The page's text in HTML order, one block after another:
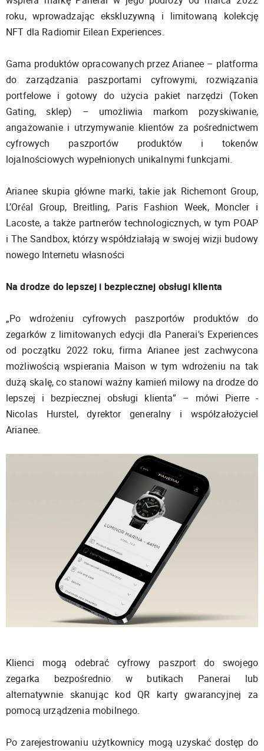
roku, wprowadzając ekskluzywną i limitowaną kolekcję
NFT dla Radiomir Eilean Experiences.
Gama produktów opracowanych przez Arianee – platforma
do zarządzania paszportami cyfrowymi, rozwiązania
portfelowe i gotowy do użycia pakiet narzędzi (Token
Gating, sklep) – umożliwia markom pozyskiwanie,
angażowanie i utrzymywanie klientów za pośrednictwem
cyfrowych paszportów produktów i tokenów
lojalnościowych wypełnionych unikalnymi funkcjami.
Arianee skupia główne marki, takie jak Richemont Group,
L’Oréal Group, Breitling, Paris Fashion Week, Moncler i
Lacoste, a także partnerów technologicznych, w tym POAP
i The Sandbox, którzy współdziałają w swojej wizji budowy
nowego Internetu własności
Na drodze do lepszej i bezpiecznej obsługi klienta
„Po wdrożeniu cyfrowych paszportów produktów do
zegarków z limitowanych edycji dla Panerai's Experiences
od początku 2022 roku, firma Arianee jest zachwycona
możliwością wspierania Maison w tym wdrożeniu na tak
dużą skalę, co stanowi ważny kamień milowy na drodze do
lepszej i bezpiecznej obsługi klienta” – mówi Pierre -
Nicolas Hurstel, dyrektor generalny i współzałożyciel
Arianee.
Klienci mogą odebrać cyfrowy paszport do swojego
zegarka bezpośrednio w butikach Panerai lub
alternatywnie skanując kod QR karty gwarancyjnej za
pomocą urządzenia mobilnego.
Po zarejestrowaniu użytkownicy mogą uzyskać dostęp do